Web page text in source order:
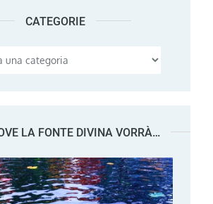
CATEGORIE
LA FONTE DIVINA VORRÀ…